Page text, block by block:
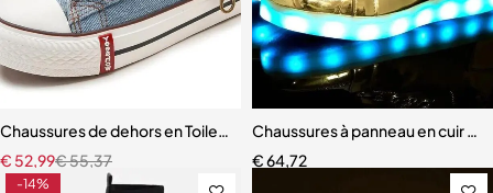
Chaussures de dehors en Toile pour Enfant Garçon et Fille
€55,37
€ 52,99
Chaussures à panneau en cuir
€64,72
-14%